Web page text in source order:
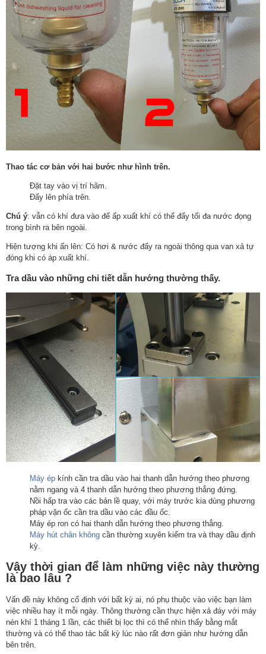
Thao tác cơ bản với hai bước như hình trên.
Đặt tay vào vị trí hãm.
Đẩy lên phía trên.
Chú ý: vẫn có khí đưa vào để ấp xuất khí có thể đẩy tối đa nước đọng
trong bình ra bên ngoài.
Hiện tượng khi ấn lên: Có hơi & nước đẩy ra ngoài thông qua van xả tự
đóng khi có áp xuất khí.
Tra dầu vào những chi tiết dẫn hướng thường thấy.
Máy ép kính cần tra dầu vào hai thanh dẫn hướng theo phương
nằm ngang và 4 thanh dẫn hướng theo phương thẳng đứng.
Nồi hấp tra vào các bản lề quay, với máy trước kia dùng phương
pháp vặn ốc cần tra dầu vào các đầu ốc.
Máy ép ron có hai thanh dẫn hướng theo phương thẳng.
Máy hút chân không cần thường xuyên kiểm tra và thay dầu định
kỳ.
Vậy thời gian để làm những việc này thường
là bao lâu ?
Vấn đề này không cố định với bất kỳ ai, nó phụ thuộc vào việc bạn làm
việc nhiều hay ít mỗi ngày. Thông thường cần thực hiện xả đáy với máy
nén khí 1 tháng 1 lần, các thiết bị lọc thì có thể nhìn thấy bằng mắt
thường và có thể thao tác bất kỳ lúc nào rất đơn giản như hướng dẫn
bên trên.